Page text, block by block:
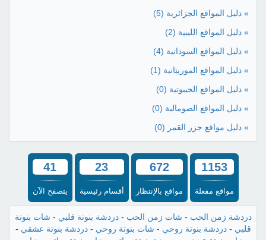
» دليل المواقع الجزائرية (5)
» دليل المواقع الليبية (2)
» دليل المواقع السودانية (4)
» دليل المواقع الموريتانية (1)
» دليل المواقع الجيبوتية (0)
» دليل المواقع الصومالية (0)
» دليل مواقع جزر القمر (0)
1153
مواقع مفعلة
672
مواقع بالإنتظار
23
أقسام رئيسية
41
يتصفح الآن
دردشة زمن الحب - شات زمن الحب -دردشة بنوتة قلبي - شات بنوتة
قلبي -دردشة بنوتة روحي - شات بنوتة روحي -دردشة بنوتة عشقي -